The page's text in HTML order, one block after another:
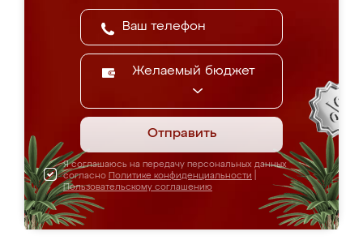
Желаемый бюджет
Отправить
Я соглашаюсь на передачу персональных данных
согласно Политике конфиденциальности
Пользовательскому соглашению